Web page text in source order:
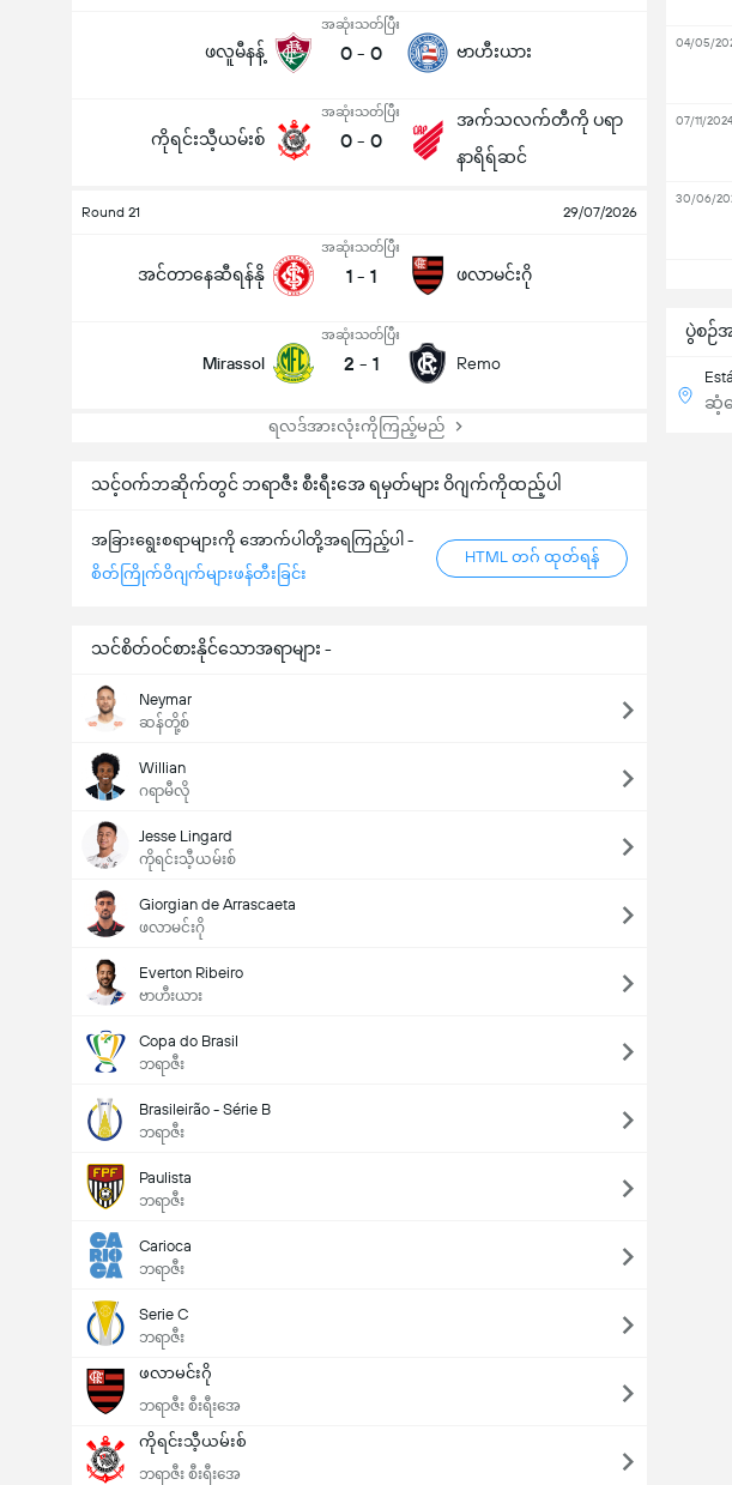
ဖလူမီနန့်
အဆုံးသတ်ပြီး
0 - 0 ဗာဟီးယား
ကိုရင်းသီ့ယမ်းစ်
အဆုံးသတ်ပြီး
0 - 0
အက်သလက်တီကို ပရာ
နာရိရ်ဆင်
Round 21 29/07/2026
အင်တာနေဆီရန်နို
အဆုံးသတ်ပြီး
1 - 1 ဖလာမင်းဂို
Mirassol
အဆုံးသတ်ပြီး
2 - 1 Remo
ရလဒ်အားလုံးကိုကြည့်မည်
သင့်ဝက်ဘဆိုက်တွင် ဘရာဇီး စီးရီးအေ ရမှတ်များ ဝိဂျက်ကိုထည့်ပါ
အခြားရွေးစရာများကို အောက်ပါတို့အရကြည့်ပါ -
စိတ်ကြိုက်ဝိဂျက်များဖန်တီးခြင်း
HTML တဂ် ထုတ်ရန်
သင်စိတ်ဝင်စားနိုင်သောအရာများ -
Neymar
ဆန်တို့စ်
Willian
ဂရာမီလို
Jesse Lingard
ကိုရင်းသီ့ယမ်းစ်
Giorgian de Arrascaeta
ဖလာမင်းဂို
Everton Ribeiro
ဗာဟီးယား
Copa do Brasil
ဘရာဇီး
Brasileirão - Série B
ဘရာဇီး
Paulista
ဘရာဇီး
Carioca
ဘရာဇီး
Serie C
ဘရာဇီး
ဖလာမင်းဂို
ဘရာဇီး စီးရီးအေ
ကိုရင်းသီ့ယမ်းစ်
ဘရာဇီး စီးရီးအေ
ပွဲစဉ်
ဆံ့သ
04/05/
07/11/2024
30/06/